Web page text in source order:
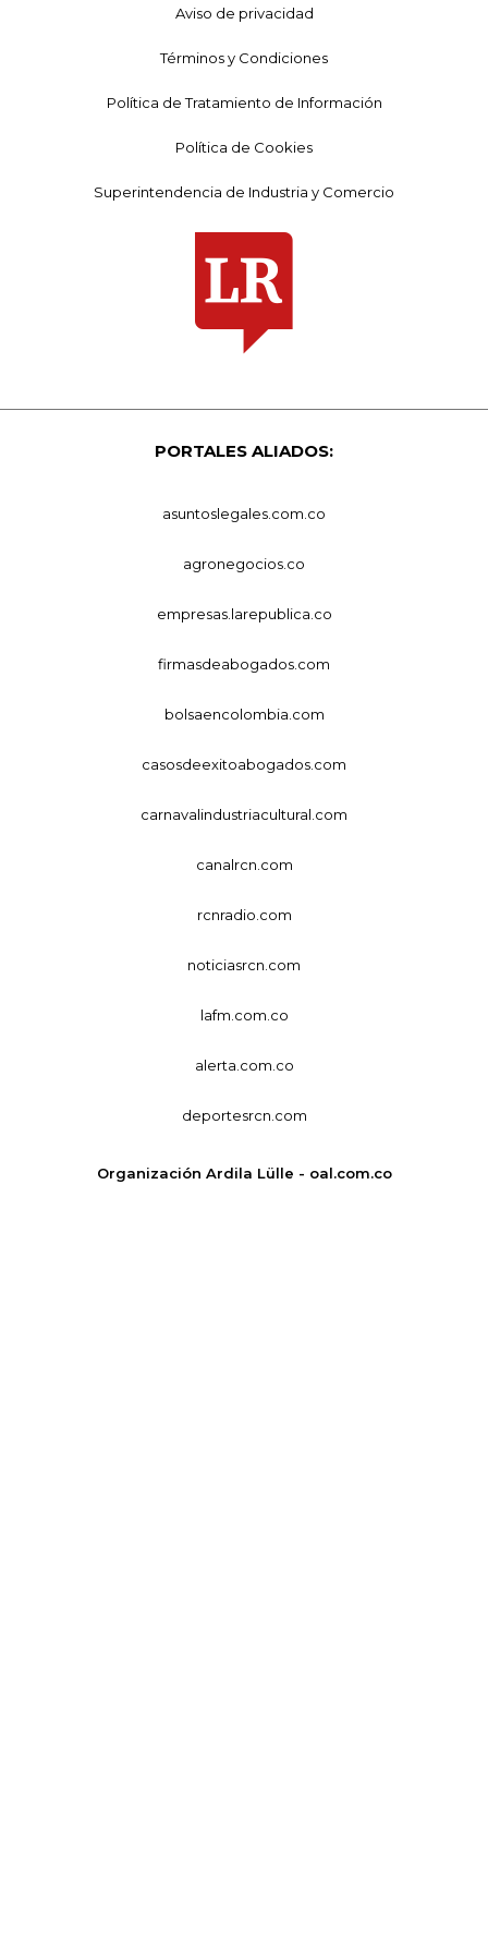
Aviso de privacidad
Términos y Condiciones
Política de Tratamiento de Información
Política de Cookies
Superintendencia de Industria y Comercio
PORTALES ALIADOS:
asuntoslegales.com.co
agronegocios.co
empresas.larepublica.co
firmasdeabogados.com
bolsaencolombia.com
casosdeexitoabogados.com
carnavalindustriacultural.com
canalrcn.com
rcnradio.com
noticiasrcn.com
lafm.com.co
alerta.com.co
deportesrcn.com
Organización Ardila Lülle - oal.com.co